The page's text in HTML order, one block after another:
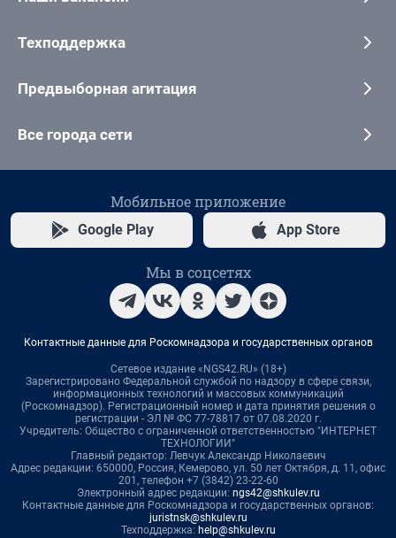
Техподдержка
Предвыборная агитация
Все города сети
Мобильное приложение
Google Play App Store
Мы в соцсетях
Контактные данные для Роскомнадзора и государственных органов
Сетевое издание «NGS42.RU» (18+)
Зарегистрировано Федеральной службой по надзору в сфере связи,
информационных технологий и массовых коммуникаций
(Роскомнадзор). Регистрационный номер и дата принятия решения о
регистрации - ЭЛ № ФС 77-78817 от 07.08.2020 г.
Учредитель: Общество с ограниченной ответственностью "ИНТЕРНЕТ
ТЕХНОЛОГИИ"
Главный редактор: Левчук Александр Николаевич
Адрес редакции: 650000, Россия, Кемерово, ул. 50 лет Октября, д. 11, офис
201, телефон +7 (3842) 23-22-60
Электронный адрес редакции: ngs42@shkulev.ru
Контактные данные для Роскомнадзора и государственных органов:
juristnsk@shkulev.ru
Техподдержка: help@shkulev.ru